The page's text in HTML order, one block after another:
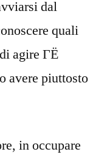
dal
quali
agire ГЁ
avere piuttosto
in occupare